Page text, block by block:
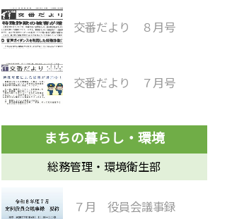
交番だより ８月号
交番だより ７月号
総務管理・環境衛生部
７月 役員会議事録